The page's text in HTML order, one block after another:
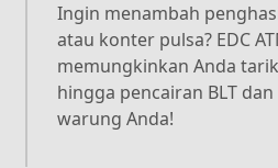
Ingin menambah
atau konter pulsa? EDC
memungkinkan Anda
hingga pencairan BLT
warung Anda!